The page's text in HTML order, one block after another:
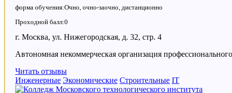
форма обучения:Очно, очно-заочно, дистанционно
Проходной балл:0
г. Москва, ул. Нижегородская, д. 32, стр. 4
Автономная некоммерческая организация
Читать отзывы
Инженерные Экономические Строительные IT